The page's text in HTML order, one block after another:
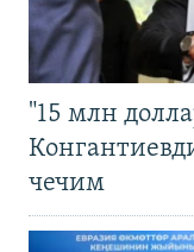
"15 млн
чечим